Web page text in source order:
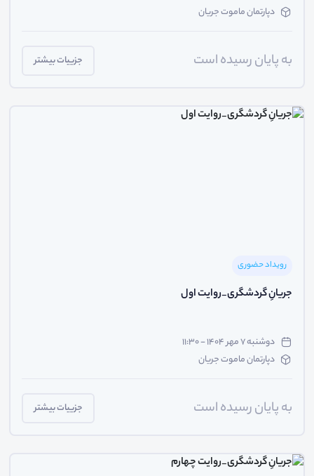
دپارتمان ماموت جریان
به پایان رسیده است جزییات بیشتر
رویداد حضوری
جریانِ گردشگری_روایت اول
دوشنبه ۷ مهر ۱۴۰۴ - ۱۱:۳۰
دپارتمان ماموت جریان
به پایان رسیده است جزییات بیشتر